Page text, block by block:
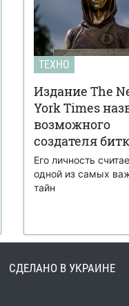
ТЕХНО
Издание The
York Times
возможного
создателя
Его личность
одной из самых
тайн
СДЕЛАНО В УКРАИНЕ